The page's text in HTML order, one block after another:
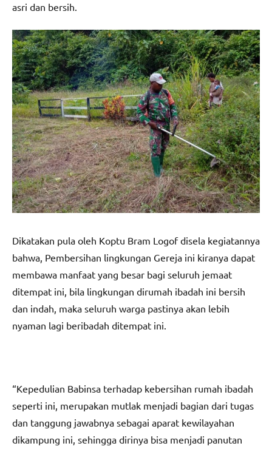
asri dan bersih.
Dikatakan pula oleh Koptu Bram Logof disela kegiatannya
bahwa, Pembersihan lingkungan Gereja ini kiranya dapat
membawa manfaat yang besar bagi seluruh jemaat
ditempat ini, bila lingkungan dirumah ibadah ini bersih
dan indah, maka seluruh warga pastinya akan lebih
nyaman lagi beribadah ditempat ini.
“Kepedulian Babinsa terhadap kebersihan rumah ibadah
seperti ini, merupakan mutlak menjadi bagian dari tugas
dan tanggung jawabnya sebagai aparat kewilayahan
dikampung ini, sehingga dirinya bisa menjadi panutan